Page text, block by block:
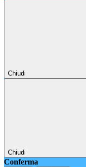
Chiudi
Chiudi
Conferma